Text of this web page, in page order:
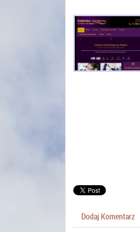
Dodaj Komentarz